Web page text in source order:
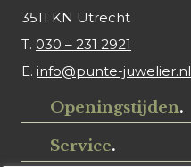
3511 KN Utrecht
T. 030 – 231 2921
E. info@punte-juwelier.nl
Openingstijden.
Service.